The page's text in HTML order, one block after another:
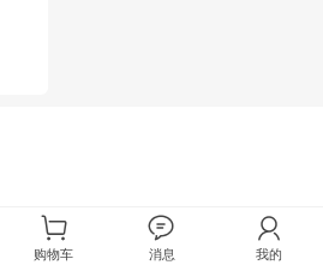
购物车 消息 我的